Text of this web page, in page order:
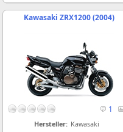
Kawasaki ZRX1200 (2004)
1
Hersteller: Kawasaki